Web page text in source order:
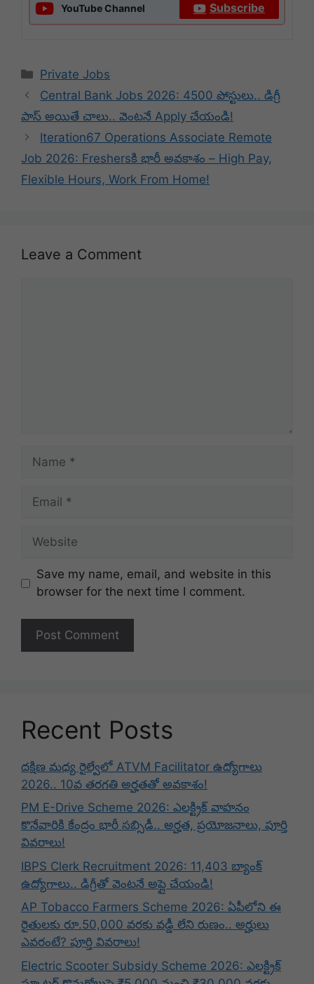
YouTube Channel Subscribe
Categories
Private Jobs
Central Bank Jobs 2026: 4500 పోస్టులు.. డిగ్రీ
పాస్ అయితే చాలు.. వెంటనే Apply చేయండి!
Iteration67 Operations Associate Remote
Job 2026: Freshersకి భారీ అవకాశం – High Pay,
Flexible Hours, Work From Home!
Leave a Comment
Website
Save my name, email, and website in this
browser for the next time I comment.
Recent Posts
దక్షిణ మధ్య రైల్వేలో ATVM Facilitator ఉద్యోగాలు
2026.. 10వ తరగతి అర్హతతో అవకాశం!
PM E-Drive Scheme 2026: ఎలక్ట్రిక్ వాహనం
కొనేవారికి కేంద్రం భారీ సబ్సిడీ.. అర్హత, ప్రయోజనాలు, పూర్తి
వివరాలు!
IBPS Clerk Recruitment 2026: 11,403 బ్యాంక్
ఉద్యోగాలు.. డిగ్రీతో వెంటనే అప్లై చేయండి!
AP Tobacco Farmers Scheme 2026: ఏపీలోని ఈ
రైతులకు రూ.50,000 వరకు వడ్డీ లేని రుణం.. అర్హులు
ఎవరంటే? పూర్తి వివరాలు!
Electric Scooter Subsidy Scheme 2026: ఎలక్ట్రిక్